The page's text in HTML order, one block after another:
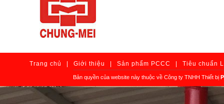
Trang chủ Giới thiệu Sản phẩm PCCC Tiêu chuẩn
Bản quyền của website này thuộc về Công ty TNHH Thiết bị